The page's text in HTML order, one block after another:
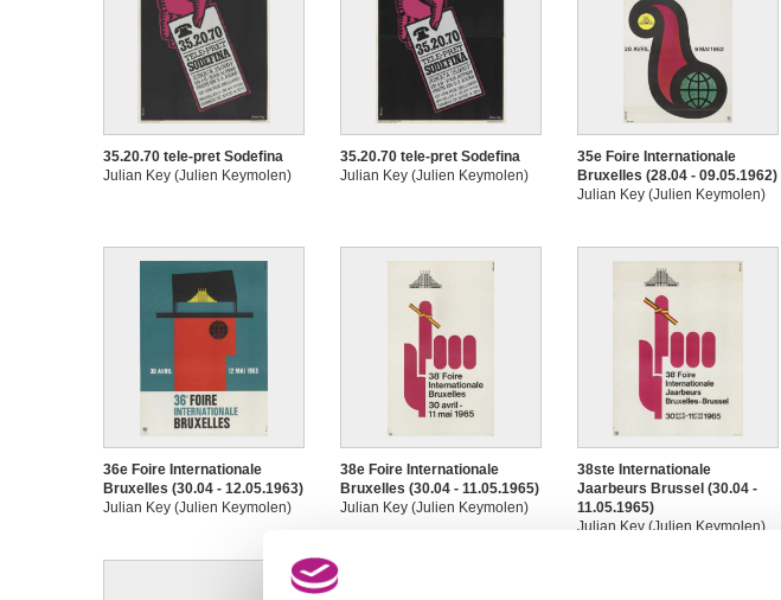
35.20.70 tele-pret Sodefina
Julian Key (Julien Keymolen)
35.20.70 tele-pret Sodefina
Julian Key (Julien Keymolen)
35e Foire Internationale
Bruxelles (28.04 - 09.05.1962)
Julian Key (Julien Keymolen)
36e Foire Internationale
Bruxelles (30.04 - 12.05.1963)
Julian Key (Julien Keymolen)
38e Foire Internationale
Bruxelles (30.04 - 11.05.1965)
Julian Key (Julien Keymolen)
38ste Internationale
Jaarbeurs Brussel (30.04 -
11.05.1965)
Julian Key (Julien Keymolen)